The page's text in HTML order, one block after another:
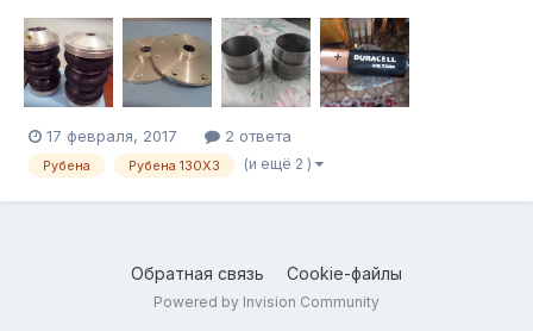
52мм. Можно сказать - новые, проехал около 5км...не
подошли по параметрам... Стояли на передних стойках. Есть
крышки отдельно под шток 20мм....
17 февраля, 2017 2 ответа
Рубена Рубена 130Х3 (и ещё 2 )
Обратная связь Cookie-файлы
Powered by Invision Community